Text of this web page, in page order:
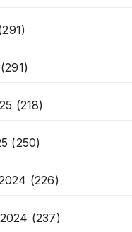
(291)
(218)
(250)
(226)
(237)